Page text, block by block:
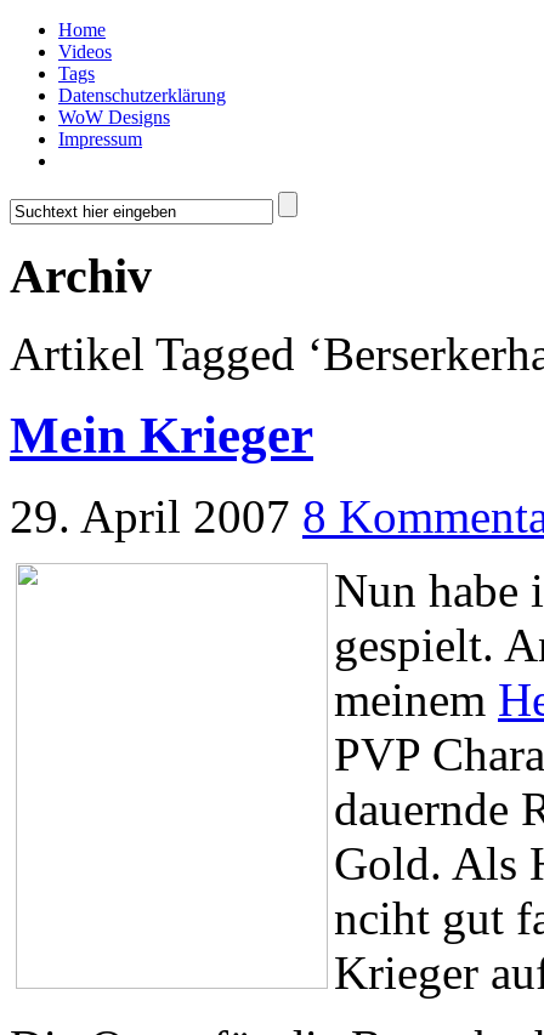
Home
Videos
Tags
Datenschutzerklärung
WoW Designs
Impressum
Archiv
Artikel Tagged
Mein Krieger
29. April 2007 8
Nun habe
gespielt.
meinem
PVP
dauernde
Gold. Als
nciht gut
Krieger